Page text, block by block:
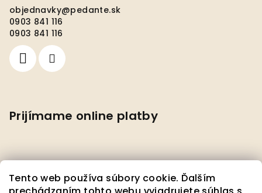
Tento web používa súbory cookie. Ďalším
objednavky@pedante.sk
0903 841 116
0903 841 116
Prijímame online platby